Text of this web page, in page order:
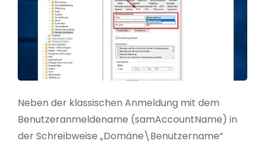
Neben der klassischen Anmeldung mit dem
Benutzeranmeldename (samAccountName) in
der Schreibweise „Domäne\Benutzername“